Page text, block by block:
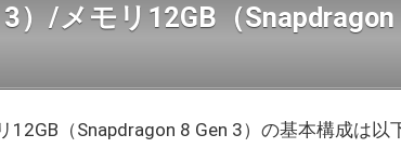
）/メモリ12GB（Snapdragon
12GB（Snapdragon 8 Gen 3）の基本構成は以